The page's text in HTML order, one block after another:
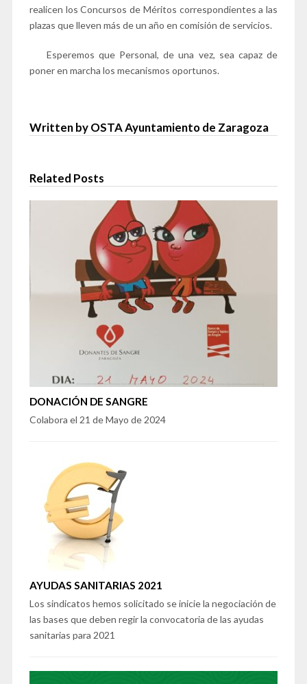
realicen los Concursos de Méritos correspondientes a las
plazas que lleven más de un año en comisión de servicios.
Esperemos que Personal, de una vez, sea capaz de
poner en marcha los mecanismos oportunos.
Written by OSTA Ayuntamiento de Zaragoza
Related Posts
DONACIÓN DE SANGRE
Colabora el 21 de Mayo de 2024
AYUDAS SANITARIAS 2021
Los sindicatos hemos solicitado se inicie la negociación de
las bases que deben regir la convocatoria de las ayudas
sanitarias para 2021